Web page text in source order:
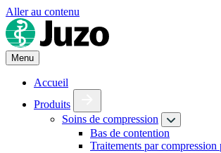
Aller au contenu
Menu
Accueil
Produits
Soins de compression
Bas de contention
Traitements par compression